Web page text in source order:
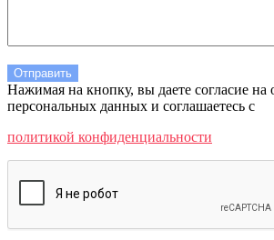
Нажимая на кнопку, вы даете согласие на
персональных данных и соглашаетесь c
политикой конфиденциальности